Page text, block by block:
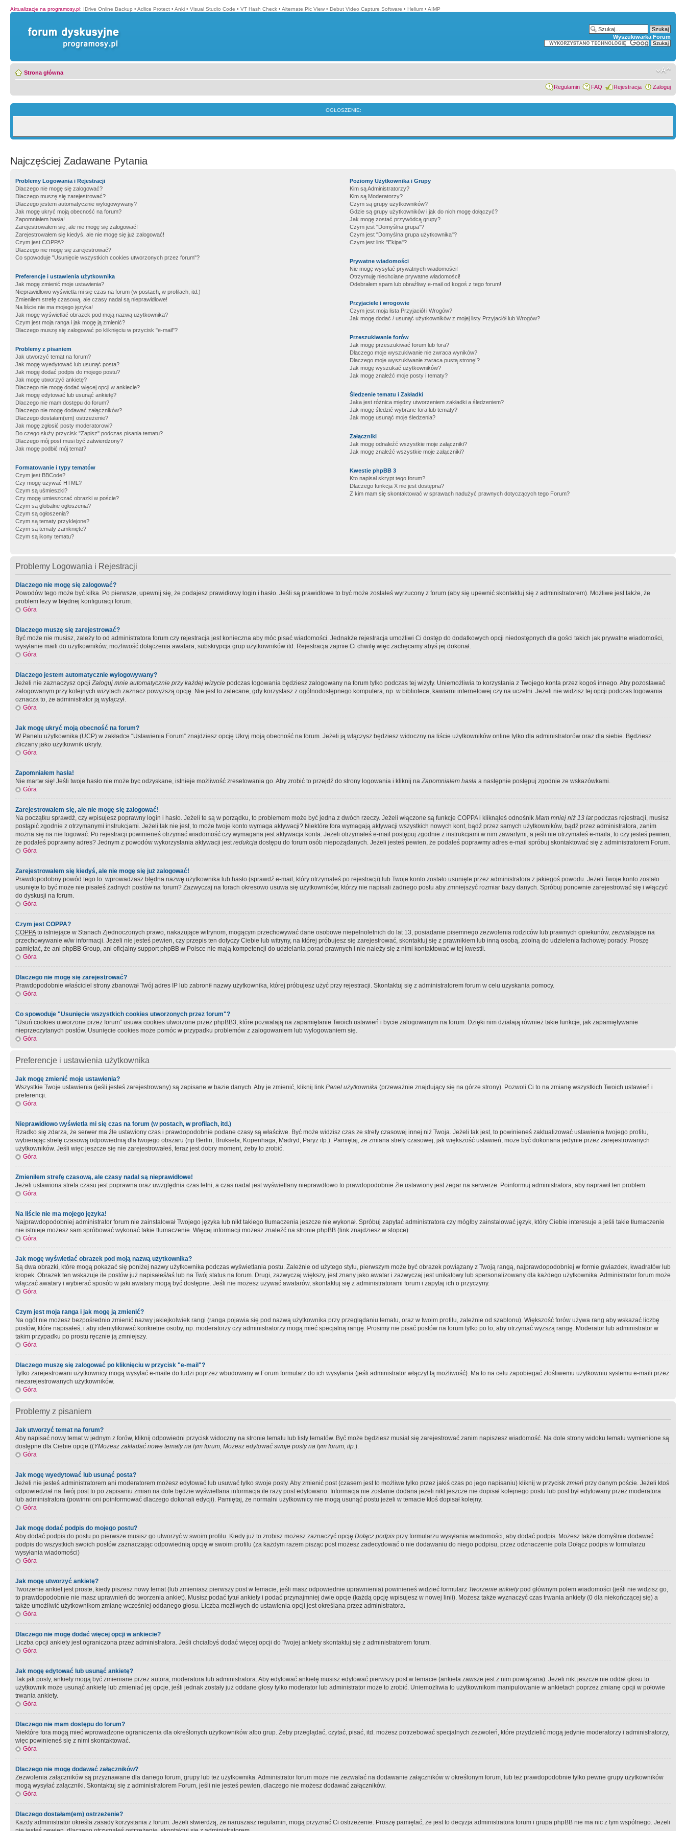
Aktualizacje na programosy.pl: IDrive Online Backup • Adlice Protect • Anki • Visual Studio Code • VT Hash Check • Alternate Pic View • Debut Video Capture Software • Helium • AIMP
Wyszukiwarka Forum
Strona główna
Regulamin FAQ Rejestracja Zaloguj
OGŁOSZENIE:
Najczęściej Zadawane Pytania
Problemy Logowania i Rejestracji
Dlaczego nie mogę się zalogować?
Dlaczego muszę się zarejestrować?
Dlaczego jestem automatycznie wylogowywany?
Jak mogę ukryć moją obecność na forum?
Zapomniałem hasła!
Zarejestrowałem się, ale nie mogę się zalogować!
Zarejestrowałem się kiedyś, ale nie mogę się już zalogować!
Czym jest COPPA?
Dlaczego nie mogę się zarejestrować?
Co spowoduje "Usunięcie wszystkich cookies utworzonych przez forum"?
Preferencje i ustawienia użytkownika
Jak mogę zmienić moje ustawienia?
Nieprawidłowo wyświetla mi się czas na forum (w postach, w profilach, itd.)
Zmieniłem strefę czasową, ale czasy nadal są nieprawidłowe!
Na liście nie ma mojego języka!
Jak mogę wyświetlać obrazek pod moją nazwą użytkownika?
Czym jest moja ranga i jak mogę ją zmienić?
Dlaczego muszę się zalogować po kliknięciu w przycisk "e-mail"?
Problemy z pisaniem
Jak utworzyć temat na forum?
Jak mogę wyedytować lub usunąć posta?
Jak mogę dodać podpis do mojego postu?
Jak mogę utworzyć ankietę?
Dlaczego nie mogę dodać więcej opcji w ankiecie?
Jak mogę edytować lub usunąć ankietę?
Dlaczego nie mam dostępu do forum?
Dlaczego nie mogę dodawać załączników?
Dlaczego dostałam(em) ostrzeżenie?
Jak mogę zgłosić posty moderatorowi?
Do czego służy przycisk "Zapisz" podczas pisania tematu?
Dlaczego mój post musi być zatwierdzony?
Jak mogę podbić mój temat?
Formatowanie i typy tematów
Czym jest BBCode?
Czy mogę używać HTML?
Czym są uśmieszki?
Czy mogę umieszczać obrazki w poście?
Czym są globalne ogłoszenia?
Czym są ogłoszenia?
Czym są tematy przyklejone?
Czym są tematy zamknięte?
Czym są ikony tematu?
Poziomy Użytkownika i Grupy
Kim są Administratorzy?
Kim są Moderatorzy?
Czym są grupy użytkowników?
Gdzie są grupy użytkowników i jak do nich mogę dołączyć?
Jak mogę zostać przywódcą grupy?
Czym jest "Domyślna grupa"?
Czym jest "Domyślna grupa użytkownika"?
Czym jest link "Ekipa"?
Prywatne wiadomości
Nie mogę wysyłać prywatnych wiadomości!
Otrzymuję niechciane prywatne wiadomości!
Odebrałem spam lub obraźliwy e-mail od kogoś z tego forum!
Przyjaciele i wrogowie
Czym jest moja lista Przyjaciół i Wrogów?
Jak mogę dodać / usunąć użytkowników z mojej listy Przyjaciół lub Wrogów?
Przeszukiwanie forów
Jak mogę przeszukiwać forum lub fora?
Dlaczego moje wyszukiwanie nie zwraca wyników?
Dlaczego moje wyszukiwanie zwraca pustą stronę!?
Jak mogę wyszukać użytkowników?
Jak mogę znaleźć moje posty i tematy?
Śledzenie tematu i Zakładki
Jaka jest różnica między utworzeniem zakładki a śledzeniem?
Jak mogę śledzić wybrane fora lub tematy?
Jak mogę usunąć moje śledzenia?
Załączniki
Jak mogę odnaleźć wszystkie moje załączniki?
Jak mogę znaleźć wszystkie moje załączniki?
Kwestie phpBB 3
Kto napisał skrypt tego forum?
Dlaczego funkcja X nie jest dostępna?
Z kim mam się skontaktować w sprawach nadużyć prawnych dotyczących tego Forum?
Problemy Logowania i Rejestracji
Dlaczego nie mogę się zalogować?
Powodów tego może być kilka. Po pierwsze, upewnij się, że podajesz prawidłowy login i hasło. Jeśli są prawidłowe to być może zostałeś wyrzucony z forum (aby się upewnić skontaktuj się z administratorem). Możliwe jest także, że
problem leży w błędnej konfiguracji forum.
Góra
Dlaczego muszę się zarejestrować?
Być może nie musisz, zależy to od administratora forum czy rejestracja jest konieczna aby móc pisać wiadomości. Jednakże rejestracja umożliwi Ci dostęp do dodatkowych opcji niedostępnych dla gości takich jak prywatne wiadomości,
wysyłanie maili do użytkowników, możliwość dołączenia awatara, subskrypcja grup użytkowników itd. Rejestracja zajmie Ci chwilę więc zachęcamy abyś jej dokonał.
Góra
Dlaczego jestem automatycznie wylogowywany?
Jeżeli nie zaznaczysz opcjiZaloguj mnie automatycznie przy każdej wizycie podczas logowania będziesz zalogowany na forum tylko podczas tej wizyty. Uniemożliwia to korzystania z Twojego konta przez kogoś innego. Aby pozostawać
zalogowanym przy kolejnych wizytach zaznacz powyższą opcję. Nie jest to zalecane, gdy korzystasz z ogólnodostępnego komputera, np. w bibliotece, kawiarni internetowej czy na uczelni. Jeżeli nie widzisz tej opcji podczas logowania
oznacza to, że administrator ją wyłączył.
Góra
Jak mogę ukryć moją obecność na forum?
W Panelu użytkownika (UCP) w zakładce “Ustawienia Forum” znajdziesz opcję Ukryj moją obecność na forum. Jeżeli ją włączysz będziesz widoczny na liście użytkowników online tylko dla administratorów oraz dla siebie. Będziesz
zliczany jako użytkownik ukryty.
Góra
Zapomniałem hasła!
Nie martw się! Jeśli twoje hasło nie może byc odzyskane, istnieje możliwość zresetowania go. Aby zrobić to przejdź do strony logowania i kliknij naZapomniałem hasła a następnie postępuj zgodnie ze wskazówkami.
Góra
Zarejestrowałem się, ale nie mogę się zalogować!
Na początku sprawdź, czy wpisujesz poprawny login i hasło. Jeżeli te są w porządku, to problemem może być jedna z dwóch rzeczy. Jeżeli włączone są funkcje COPPA i kliknąłeś odnośnik Mam mniej niż 13 latpodczas rejestracji, musisz
postąpić zgodnie z otrzymanymi instrukcjami. Jeżeli tak nie jest, to może twoje konto wymaga aktywacji? Niektóre fora wymagają aktywacji wszystkich nowych kont, bądź przez samych użytkowników, bądź przez administratora, zanim
można się na nie logować. Po rejestracji powinieneś otrzymać wiadomość czy wymagana jest aktywacja konta. Jeżeli otrzymałeś e-mail postępuj zgodnie z instrukcjami w nim zawartymi, a jeśli nie otrzymałeś e-maila, to czy jesteś pewien,
że podałeś poprawny adres? Jednym z powodów wykorzystania aktywacji jestredukcja dostępu do forum osób niepożądanych. Jeżeli jesteś pewien, że podałeś poprawmy adres e-mail spróbuj skontaktować się z administratorem Forum.
Góra
Zarejestrowałem się kiedyś, ale nie mogę się już zalogować!
Prawdopodobny powód tego to: wprowadzasz błędna nazwę użytkownika lub hasło (sprawdź e-mail, który otrzymałeś po rejestracji) lub Twoje konto zostało usunięte przez administratora z jakiegoś powodu. Jeżeli Twoje konto zostało
usunięte to być może nie pisałeś żadnych postów na forum? Zazwyczaj na forach okresowo usuwa się użytkowników, którzy nie napisali żadnego postu aby zmniejszyć rozmiar bazy danych. Spróbuj ponownie zarejestrować się i włączyć
do dyskusji na forum.
Góra
Czym jest COPPA?
COPPAto istniejące w Stanach Zjednoczonych prawo, nakazujące witrynom, mogącym przechowywać dane osobowe niepełnoletnich do lat 13, posiadanie pisemnego zezwolenia rodziców lub prawnych opiekunów, zezwalające na
przechowywanie w/w informacji. Jeżeli nie jesteś pewien, czy przepis ten dotyczy Ciebie lub witryny, na której próbujesz się zarejestrować, skontaktuj się z prawnikiem lub inną osobą, zdolną do udzielenia fachowej porady. Proszę
pamiętać, że ani phpBB Group, ani oficjalny support phpBB w Polsce nie mają kompetencji do udzielania porad prawnych i nie należy się z nimi kontaktować w tej kwestii.
Góra
Dlaczego nie mogę się zarejestrować?
Prawdopodobnie właściciel strony zbanował Twój adres IP lub zabronił nazwy użytkownika, której próbujesz użyć przy rejestracji. Skontaktuj się z administratorem forum w celu uzyskania pomocy.
Góra
Co spowoduje "Usunięcie wszystkich cookies utworzonych przez forum"?
“Usuń cookies utworzone przez forum” usuwa cookies utworzone przez phpBB3, które pozwalają na zapamiętanie Twoich ustawień i bycie zalogowanym na forum. Dzięki nim działają również takie funkcje, jak zapamiętywanie
nieprzeczytanych postów. Usunięcie cookies może pomóc w przypadku problemów z zalogowaniem lub wylogowaniem się.
Góra
Preferencje i ustawienia użytkownika
Jak mogę zmienić moje ustawienia?
Wszystkie Twoje ustawienia (jeśli jesteś zarejestrowany) są zapisane w bazie danych. Aby je zmienić, kliknij link Panel użytkownika (przeważnie znajdujący się na górze strony). Pozwoli Ci to na zmianę wszystkich Twoich ustawień i
preferencji.
Góra
Nieprawidłowo wyświetla mi się czas na forum (w postach, w profilach, itd.)
Rzadko się zdarza, że serwer ma źle ustawiony czas i prawdopodobnie podane czasy są właściwe. Być może widzisz czas ze strefy czasowej innej niż Twoja. Jeżeli tak jest, to powinieneś zaktualizować ustawienia twojego profilu,
wybierając strefę czasową odpowiednią dla twojego obszaru (np Berlin, Bruksela, Kopenhaga, Madryd, Paryż itp.). Pamiętaj, że zmiana strefy czasowej, jak większość ustawień, może być dokonana jedynie przez zarejestrowanych
użytkowników. Jeśli więc jeszcze się nie zarejestrowałeś, teraz jest dobry moment, żeby to zrobić.
Góra
Zmieniłem strefę czasową, ale czasy nadal są nieprawidłowe!
Jeżeli ustawiona strefa czasu jest poprawna oraz uwzględnia czas letni, a czas nadal jest wyświetlany nieprawdłowo to prawdopodobnie źle ustawiony jest zegar na serwerze. Poinformuj administratora, aby naprawił ten problem.
Góra
Na liście nie ma mojego języka!
Najprawdopodobniej administrator forum nie zainstalował Twojego języka lub nikt takiego tłumaczenia jeszcze nie wykonał. Spróbuj zapytać administratora czy mógłby zainstalować język, który Ciebie interesuje a jeśli takie tłumaczenie
nie istnieje możesz sam spróbować wykonać takie tłumaczenie. Więcej informacji możesz znaleźć na stronie phpBB (link znajdziesz w stopce).
Góra
Jak mogę wyświetlać obrazek pod moją nazwą użytkownika?
Są dwa obrazki, które mogą pokazać się poniżej nazwy użytkownika podczas wyświetlania postu. Zależnie od użytego stylu, pierwszym może być obrazek powiązany z Twoją rangą, najprawdopodobniej w formie gwiazdek, kwadratów lub
kropek. Obrazek ten wskazuje ile postów już napisałeś/aś lub na Twój status na forum. Drugi, zazwyczaj większy, jest znany jako awatar i zazwyczaj jest unikatowy lub spersonalizowany dla każdego użytkownika. Administrator forum może
włączać awatary i wybierać sposób w jaki awatary mogą być dostępne. Jeśli nie możesz używać awatarów, skontaktuj się z administratorami forum i zapytaj ich o przyczyny.
Góra
Czym jest moja ranga i jak mogę ją zmienić?
Na ogół nie możesz bezpośrednio zmienić nazwy jakiejkolwiek rangi (ranga pojawia się pod nazwą użytkownika przy przeglądaniu tematu, oraz w twoim profilu, zależnie od szablonu). Większość forów używa rang aby wskazać liczbę
postów, które napisałeś, i aby identyfikować konkretne osoby, np. moderatorzy czy administratorzy mogą mieć specjalną rangę. Prosimy nie pisać postów na forum tylko po to, aby otrzymać wyższą rangę. Moderator lub administrator w
takim przypadku po prostu ręcznie ją zmniejszy.
Góra
Dlaczego muszę się zalogować po kliknięciu w przycisk "e-mail"?
Tylko zarejestrowani użytkownicy mogą wysyłać e-maile do ludzi poprzez wbudowany w Forum formularz do ich wysyłania (jeśli administrator włączył tą możliwość). Ma to na celu zapobiegać złośliwemu użytkowniu systemu e-maili przez
niezarejestrowanych użytkowników.
Góra
Problemy z pisaniem
Jak utworzyć temat na forum?
Aby napisać nowy temat w jednym z forów, kliknij odpowiedni przycisk widoczny na stronie tematu lub listy tematów. Być może będziesz musiał się zarejestrować zanim napiszesz wiadomość. Na dole strony widoku tematu wymienione są
dostępne dla Ciebie opcje ((YMożesz zakładać nowe tematy na tym forum, Możesz edytować swoje posty na tym forum, itp.).
Góra
Jak mogę wyedytować lub usunąć posta?
Jeżeli nie jesteś administratorem ani moderatorem możesz edytować lub usuwać tylko swoje posty. Aby zmienić post (czasem jest to możliwe tylko przez jakiś czas po jego napisaniu) kliknij w przycisk zmień przy danym poście. Jeżeli ktoś
odpowiedział na Twój post to po zapisaniu zmian na dole będzie wyświetlana informacja ile razy post edytowano. Informacja nie zostanie dodana jeżeli nikt jeszcze nie dopisał kolejnego postu lub post był edytowany przez moderatora
lub administratora (powinni oni poinformować dlaczego dokonali edycji). Pamiętaj, że normalni użytkownicy nie mogą usunąć postu jeżeli w temacie ktoś dopisał kolejny.
Góra
Jak mogę dodać podpis do mojego postu?
Aby dodać podpis do postu po pierwsze musisz go utworzyć w swoim profilu. Kiedy już to zrobisz możesz zaznaczyć opcję Dołącz podpis przy formularzu wysyłania wiadomości, aby dodać podpis. Możesz także domyślnie dodawać
podpis do wszystkich swoich postów zaznaczając odpowiednią opcję w swoim profilu (za każdym razem pisząc post możesz zadecydować o nie dodawaniu do niego podpisu, przez odznaczenie pola Dołącz podpis w formularzu
wysyłania wiadomości)
Góra
Jak mogę utworzyć ankietę?
Tworzenie ankiet jest proste, kiedy piszesz nowy temat (lub zmieniasz pierwszy post w temacie, jeśli masz odpowiednie uprawnienia) powinieneś widzieć formularz Tworzenie ankietypod głównym polem wiadomości (jeśli nie widzisz go,
to prawdopodobnie nie masz uprawnień do tworzenia ankiet). Musisz podać tytuł ankiety i podać przynajmniej dwie opcje (każdą opcję wpisujesz w nowej linii). Możesz także wyznaczyć czas trwania ankiety (0 dla niekończącej się) a
także umożliwić użytkownikom zmianę wcześniej oddanego głosu. Liczba możliwych do ustawienia opcji jest określana przez administratora.
Góra
Dlaczego nie mogę dodać więcej opcji w ankiecie?
Liczba opcji ankiety jest ograniczona przez administratora. Jeśli chciałbyś dodać więcej opcji do Twojej ankiety skontaktuj się z administratorem forum.
Góra
Jak mogę edytować lub usunąć ankietę?
Tak jak posty, ankiety mogą być zmieniane przez autora, moderatora lub administratora. Aby edytować ankietę musisz edytować pierwszy post w temacie (ankieta zawsze jest z nim powiązana). Jeżeli nikt jeszcze nie oddał głosu to
użytkownik może usunąć ankietę lub zmieniać jej opcje, jeśli jednak zostały już oddane głosy tylko moderator lub administrator może to zrobić. Uniemożliwia to użytkownikom manipulowanie w ankietach poprzez zmianę opcji w połowie
trwania ankiety.
Góra
Dlaczego nie mam dostępu do forum?
Niektóre fora mogą mieć wprowadzone ograniczenia dla określonych użytkowników albo grup. Żeby przeglądać, czytać, pisać, itd. możesz potrzebować specjalnych zezwoleń, które przydzielić mogą jedynie moderatorzy i administratorzy,
więc powinieneś się z nimi skontaktować.
Góra
Dlaczego nie mogę dodawać załączników?
Zezwolenia załączników są przyznawane dla danego forum, grupy lub też użytkownika. Administrator forum może nie zezwalać na dodawanie załączników w określonym forum, lub też prawdopodobnie tylko pewne grupy użytkowników
mogą wysyłać załączniki. Skontaktuj się z administratorem Forum, jeśli nie jesteś pewien, dlaczego nie możesz dodawać załączników.
Góra
Dlaczego dostałam(em) ostrzeżenie?
Każdy administrator określa zasady korzystania z forum. Jeżeli stwierdzą, że naruszasz regulamin, mogą przyznać Ci ostrzeżenie. Proszę pamiętać, że jest to decyzja administratora forum i grupa phpBB nie ma nic z tym wspólnego. Jeżeli